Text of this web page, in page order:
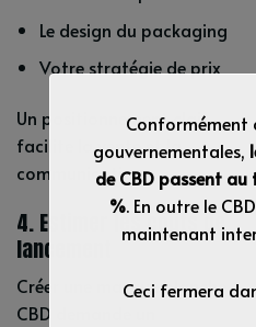
Le design du packaging
Votre stratégie de prix
Un positionnement clair
facilite la vente et la
communication.
4. Estimer les coûts de
lancement
Créer une marque blanche
CBD demande un
Conformément
gouvernementales,
de CBD passent
%. En outre le
maintenant
Ceci fermera